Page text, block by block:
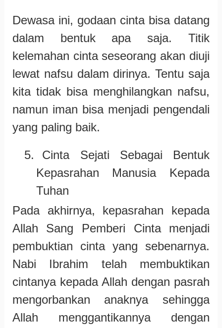
Dewasa ini, godaan cinta bisa datang
dalam bentuk apa saja. Titik
kelemahan cinta seseorang akan diuji
lewat nafsu dalam dirinya. Tentu saja
kita tidak bisa menghilangkan nafsu,
namun iman bisa menjadi pengendali
yang paling baik.
5.
Cinta Sejati Sebagai Bentuk
Kepasrahan Manusia Kepada
Tuhan
Pada akhirnya, kepasrahan kepada
Allah Sang Pemberi Cinta menjadi
pembuktian cinta yang sebenarnya.
Nabi Ibrahim telah membuktikan
cintanya kepada Allah dengan pasrah
mengorbankan anaknya sehingga
Allah menggantikannya dengan